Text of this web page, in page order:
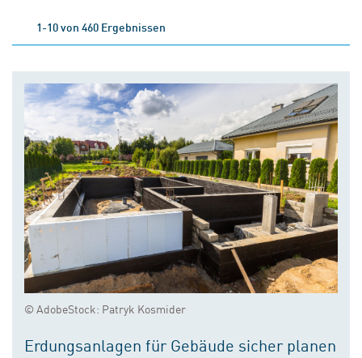
1-10 von 460 Ergebnissen
© AdobeStock: Patryk Kosmider
Erdungsanlagen für Gebäude sicher planen